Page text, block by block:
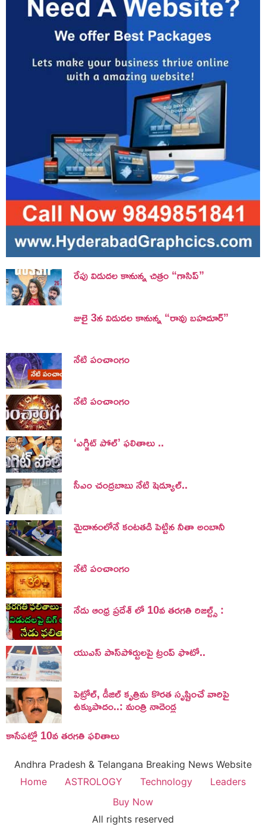
రేపు విడుదల కానున్న చిత్రం “గాసిప్”
జులై 3న విడుదల కానున్న “రావు బహదూర్”
నేటి పంచాంగం
నేటి పంచాంగం
‘ఎగ్జిట్ పోల్’ ఫలితాలు ..
సీఎం చంద్రబాబు నేటి షెడ్యూల్..
మైదానంలోనే కంటతడి పెట్టిన నీతా అంబానీ
నేటి పంచాంగం
నేడు ఆంధ్ర ప్రదేశ్ లో 10వ తరగతి రిజల్ట్స్ :
యుఎస్ పాస్‌పోర్టులపై ట్రంప్‌ ఫొటో..
పెట్రోల్, డీజిల్ కృత్రిమ కొరత సృష్టించే వారిపై
ఉక్కుపాదం..: మంత్రి నాదెండ్ల
కాసేపట్లో 10వ తరగతి ఫలితాలు
Andhra Pradesh & Telangana Breaking News Website
Home
ASTROLOGY Technology
Leaders
Buy Now
All rights reserved